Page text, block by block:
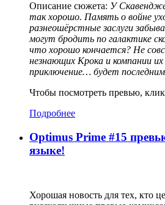
Описание сюжета: У
так хорошо. Память о войне
разнеошёрстные заслуги
могут бродить по галактике
что хорошо кончается? Не
незнающих Крока и компании
приключение… будет
Чтобы посмотреть превью,
Подробнее
Optimus Prime #15
языке!
Хорошая новость для тех, кто